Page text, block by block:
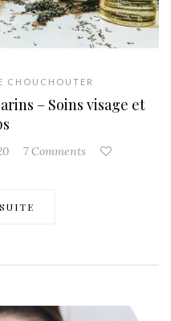
CHOUCHOUTER
– Soins visage et
7 Comments